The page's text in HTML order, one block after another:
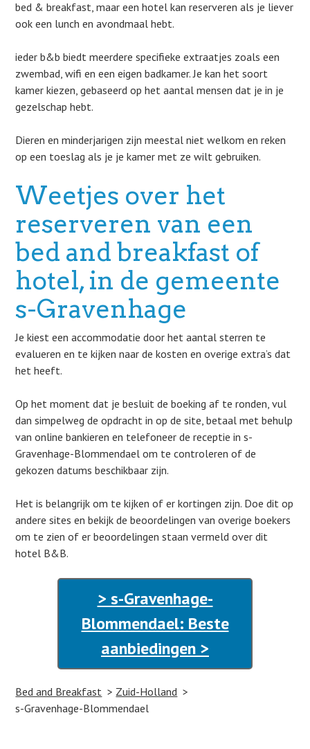
bed & breakfast, maar een hotel kan reserveren als je liever
ook een lunch en avondmaal hebt.
ieder b&b biedt meerdere specifieke extraatjes zoals een
zwembad, wifi en een eigen badkamer. Je kan het soort
kamer kiezen, gebaseerd op het aantal mensen dat je in je
gezelschap hebt.
Dieren en minderjarigen zijn meestal niet welkom en reken
op een toeslag als je je kamer met ze wilt gebruiken.
Weetjes over het
reserveren van een
bed and breakfast of
hotel, in de gemeente
s-Gravenhage
Je kiest een accommodatie door het aantal sterren te
evalueren en te kijken naar de kosten en overige extra’s dat
het heeft.
Op het moment dat je besluit de boeking af te ronden, vul
dan simpelweg de opdracht in op de site, betaal met behulp
van online bankieren en telefoneer de receptie in s-
Gravenhage-Blommendael om te controleren of de
gekozen datums beschikbaar zijn.
Het is belangrijk om te kijken of er kortingen zijn. Doe dit op
andere sites en bekijk de beoordelingen van overige boekers
om te zien of er beoordelingen staan vermeld over dit
hotel B&B.
> s-Gravenhage-
Blommendael: Beste
aanbiedingen >
Bed and Breakfast
Zuid-Holland
s-Gravenhage-Blommendael